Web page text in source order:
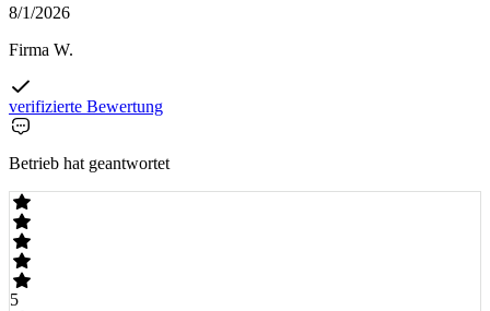
8/1/2026
Firma W.
verifizierte Bewertung
Betrieb hat geantwortet
5